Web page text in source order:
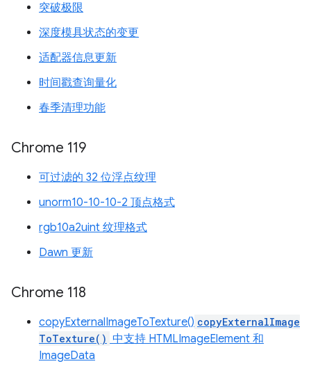
突破极限
深度模具状态的变更
适配器信息更新
时间戳查询量化
春季清理功能
Chrome 119
可过滤的 32 位浮点纹理
unorm10-10-10-2 顶点格式
rgb10a2uint 纹理格式
Dawn 更新
Chrome 118
copyExternalImageToTexture() copyExternalImage
ToTexture() 中支持 HTMLImageElement 和
ImageData